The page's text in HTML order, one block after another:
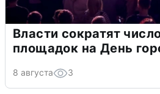
Власти сократят
площадок на День
8 августа 3